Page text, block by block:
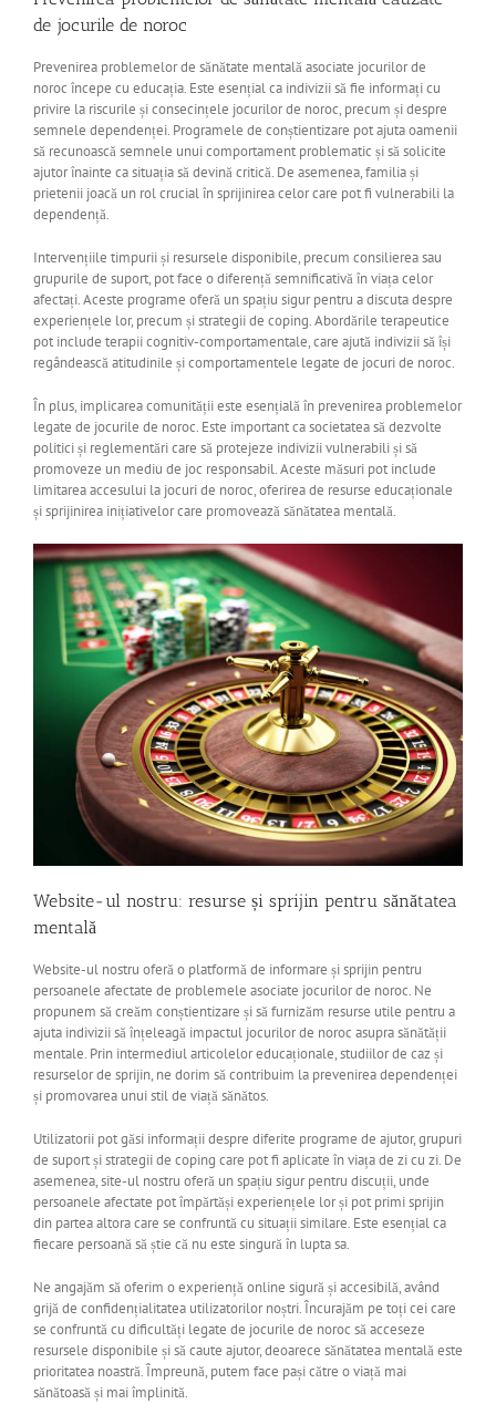
de jocurile de noroc
Prevenirea problemelor de sănătate mentală asociate jocurilor de
noroc începe cu educația. Este esențial ca indivizii să fie informați cu
privire la riscurile și consecințele jocurilor de noroc, precum și despre
semnele dependenței. Programele de conștientizare pot ajuta oamenii
să recunoască semnele unui comportament problematic și să solicite
ajutor înainte ca situația să devină critică. De asemenea, familia și
prietenii joacă un rol crucial în sprijinirea celor care pot fi vulnerabili la
dependență.
Intervențiile timpurii și resursele disponibile, precum consilierea sau
grupurile de suport, pot face o diferență semnificativă în viața celor
afectați. Aceste programe oferă un spațiu sigur pentru a discuta despre
experiențele lor, precum și strategii de coping. Abordările terapeutice
pot include terapii cognitiv-comportamentale, care ajută indivizii să își
regândească atitudinile și comportamentele legate de jocuri de noroc.
În plus, implicarea comunității este esențială în prevenirea problemelor
legate de jocurile de noroc. Este important ca societatea să dezvolte
politici și reglementări care să protejeze indivizii vulnerabili și să
promoveze un mediu de joc responsabil. Aceste măsuri pot include
limitarea accesului la jocuri de noroc, oferirea de resurse educaționale
și sprijinirea inițiativelor care promovează sănătatea mentală.
Website-ul nostru: resurse și sprijin pentru sănătatea
mentală
Website-ul nostru oferă o platformă de informare și sprijin pentru
persoanele afectate de problemele asociate jocurilor de noroc. Ne
propunem să creăm conștientizare și să furnizăm resurse utile pentru a
ajuta indivizii să înțeleagă impactul jocurilor de noroc asupra sănătății
mentale. Prin intermediul articolelor educaționale, studiilor de caz și
resurselor de sprijin, ne dorim să contribuim la prevenirea dependenței
și promovarea unui stil de viață sănătos.
Utilizatorii pot găsi informații despre diferite programe de ajutor, grupuri
de suport și strategii de coping care pot fi aplicate în viața de zi cu zi. De
asemenea, site-ul nostru oferă un spațiu sigur pentru discuții, unde
persoanele afectate pot împărtăși experiențele lor și pot primi sprijin
din partea altora care se confruntă cu situații similare. Este esențial ca
fiecare persoană să știe că nu este singură în lupta sa.
Ne angajăm să oferim o experiență online sigură și accesibilă, având
grijă de confidențialitatea utilizatorilor noștri. Încurajăm pe toți cei care
se confruntă cu dificultăți legate de jocurile de noroc să acceseze
resursele disponibile și să caute ajutor, deoarece sănătatea mentală este
prioritatea noastră. Împreună, putem face pași către o viață mai
sănătoasă și mai împlinită.